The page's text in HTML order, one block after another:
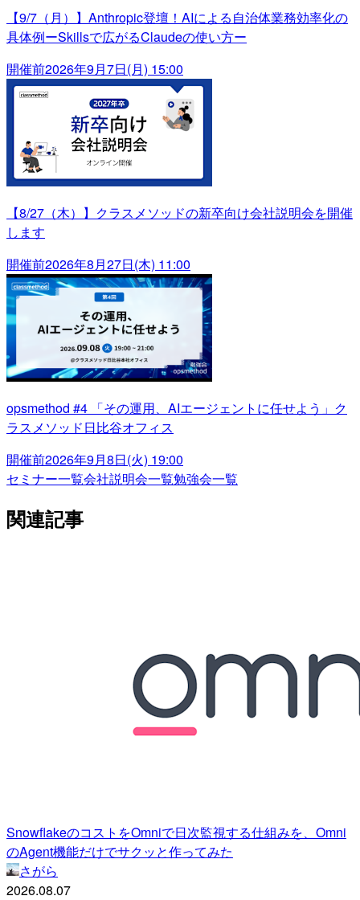
【9/7（月）】Anthropic登壇！AIによる自治体業務効率化の
具体例ーSkillsで広がるClaudeの使い方ー
開催前2026年9月7日(月) 15:00
【8/27（木）】クラスメソッドの新卒向け会社説明会を開催
します
開催前2026年8月27日(木) 11:00
opsmethod #4 「その運用、AIエージェントに任せよう」ク
ラスメソッド日比谷オフィス
開催前2026年9月8日(火) 19:00
セミナー一覧会社説明会一覧勉強会一覧
関連記事
SnowflakeのコストをOmniで日次監視する仕組みを、Omni
のAgent機能だけでサクッと作ってみた
さがら
2026.08.07